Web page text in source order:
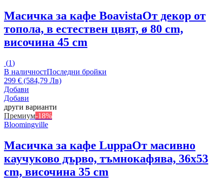
Масичка за кафе BoavistaОт декор от
топола, в естествен цвят, ø 80 cm,
височина 45 cm
(1)
В наличностПоследни бройки
299 € (584,79 Лв)
Добави
Добави
други варианти
Премиум-18%
Bloomingville
Масичка за кафе LuppaОт масивно
каучуково дърво, тъмнокафява, 36x53
cm, височина 35 cm